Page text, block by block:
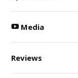
Media
Reviews